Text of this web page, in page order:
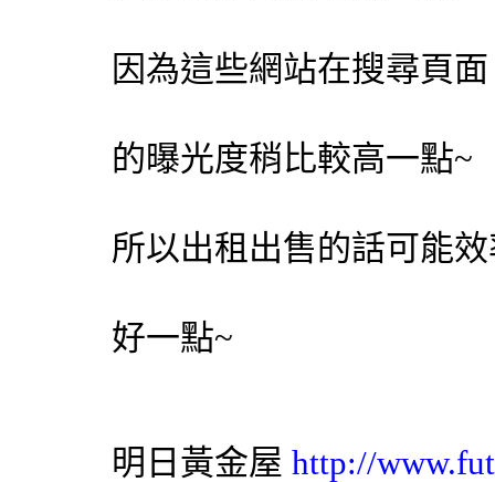
因為這些網站在搜尋頁面
的曝光度稍比較高一點~
所以出租出售的話可能
好一點~
明日黃金屋 http://